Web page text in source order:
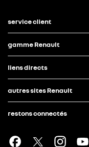
service client
gamme Renault
liens directs
autres sites Renault
restons connectés